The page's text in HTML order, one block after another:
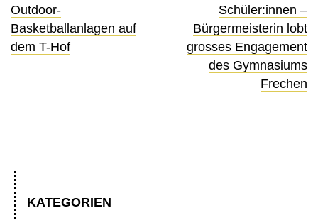
Outdoor-
Basketballanlagen auf
dem T-Hof
Schüler:innen –
Bürgermeisterin lobt
grosses Engagement
des Gymnasiums
Frechen
KATEGORIEN